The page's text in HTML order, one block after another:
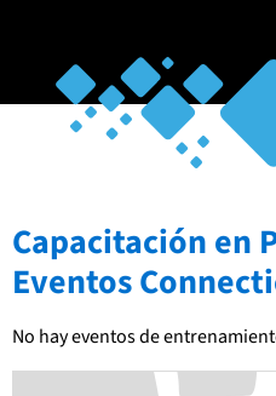
Capacitación en
Eventos
No hay eventos de